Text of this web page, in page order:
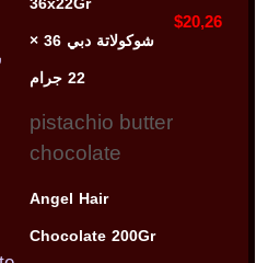
شوكولاتة دبي 36 ×
22 جرام
$20,26
pistachio butter
chocolate
Angel Hair
Chocolate 200Gr